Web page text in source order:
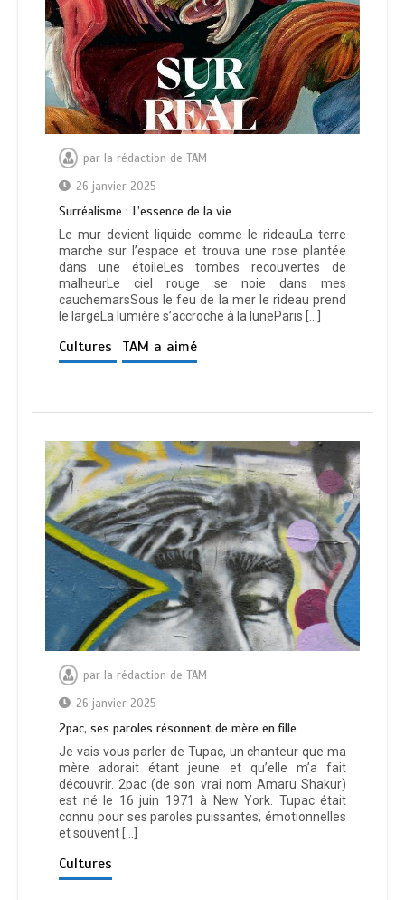
par la rédaction de TAM
26 janvier 2025
Surréalisme : L’essence de la vie
Le mur devient liquide comme le rideauLa terre
marche sur l’espace et trouva une rose plantée
dans une étoileLes tombes recouvertes de
malheurLe ciel rouge se noie dans mes
cauchemarsSous le feu de la mer le rideau prend
le largeLa lumière s’accroche à la luneParis […]
Cultures TAM a aimé
par la rédaction de TAM
26 janvier 2025
2pac, ses paroles résonnent de mère en fille
Je vais vous parler de Tupac, un chanteur que ma
mère adorait étant jeune et qu’elle m’a fait
découvrir. 2pac (de son vrai nom Amaru Shakur)
est né le 16 juin 1971 à New York. Tupac était
connu pour ses paroles puissantes, émotionnelles
et souvent […]
Cultures